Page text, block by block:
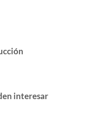
interesar